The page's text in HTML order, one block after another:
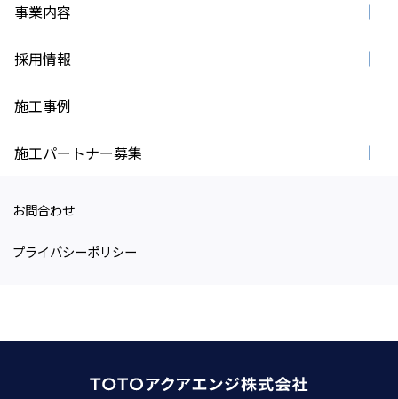
事業内容
採用情報
施工事例
施工パートナー募集
お問合わせ
プライバシーポリシー